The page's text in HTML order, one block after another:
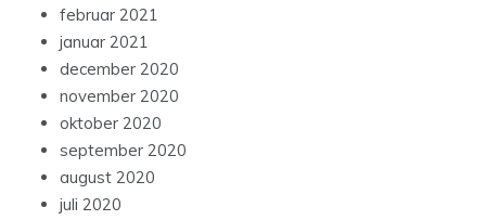
februar 2021
januar 2021
december 2020
november 2020
oktober 2020
september 2020
august 2020
juli 2020